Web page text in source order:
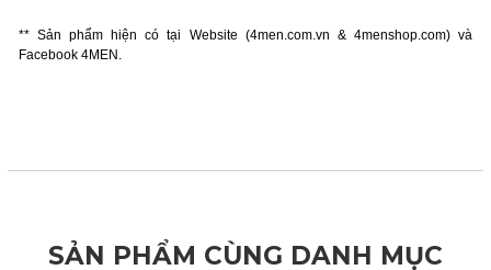
** Sản phẩm hiện có tại Website (4men.com.vn & 4menshop.com) và
Facebook 4MEN.
SẢN PHẨM CÙNG DANH MỤC